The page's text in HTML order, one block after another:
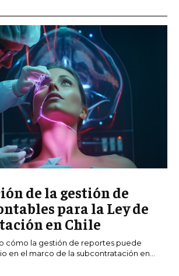
de la gestión de
para la Ley de
en Chile
cómo la gestión de reportes puede
en el marco de la subcontratación en...